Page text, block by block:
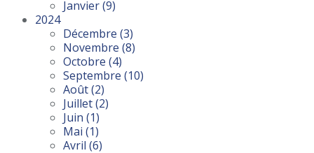
Janvier(9)
2024
Décembre (3)
Novembre (8)
Octobre (4)
Septembre (10)
Août(2)
Juillet(2)
Juin (1)
Mai (1)
Avril (6)